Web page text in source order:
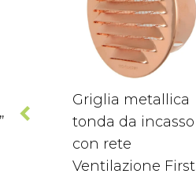
Griglia metallica
tonda da incasso
con rete
Ventilazione First